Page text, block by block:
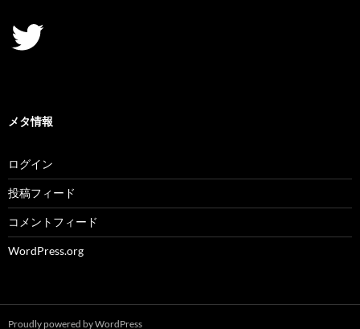
Twitter
メタ情報
ログイン
投稿フィード
コメントフィード
WordPress.org
Proudly powered by WordPress